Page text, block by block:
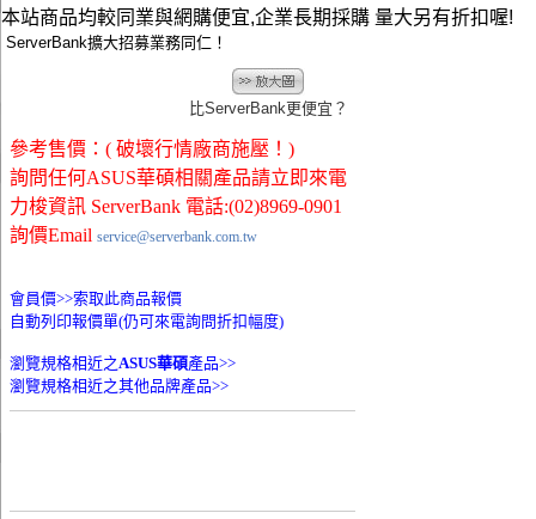
本站商品均較同業與網購便宜,企業長期採購 量大另有折扣喔!
ServerBank擴大招募業務同仁！
比ServerBank更便宜？
參考售價：( 破壞行情廠商施壓！)
詢問任何ASUS華碩相關產品請立即來電
力梭資訊 ServerBank 電話:(02)8969-0901
詢價Email service@serverbank.com.tw
會員價>>索取此商品報價
自動列印報價單(仍可來電詢問折扣幅度)
瀏覽規格相近之ASUS華碩產品>>
瀏覽規格相近之其他品牌產品>>